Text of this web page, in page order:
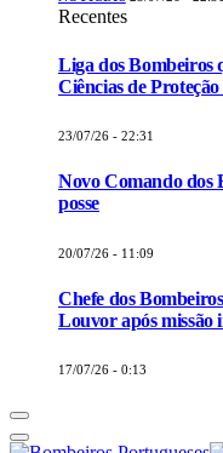
Recentes
Liga dos Bombeiros
Ciências de
23/07/26 - 22:31
Novo Comando dos
posse
20/07/26 - 11:09
Chefe dos
Louvor após missão
17/07/26 - 0:13